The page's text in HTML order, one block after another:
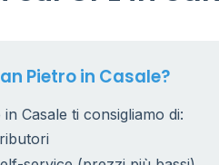
Pietro in Casale?
Casale ti consigliamo di: